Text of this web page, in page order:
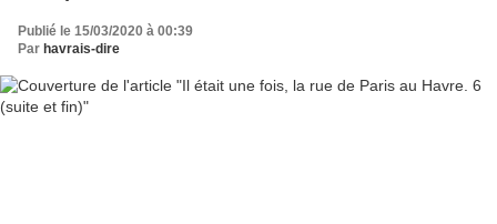
Publié le 15/03/2020 à 00:39
Par havrais-dire